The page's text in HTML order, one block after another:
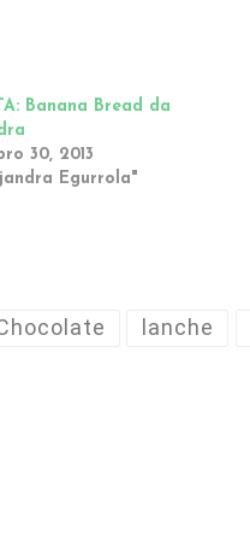
Banana Bread da
30, 2013
Egurrola"
lanche